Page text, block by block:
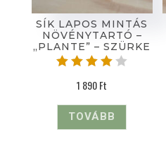
SÍK LAPOS MINTÁS
NÖVÉNYTARTÓ –
„PLANTE” – SZÜRKE
és:
/ 5
1 890Ft
TOVÁBB